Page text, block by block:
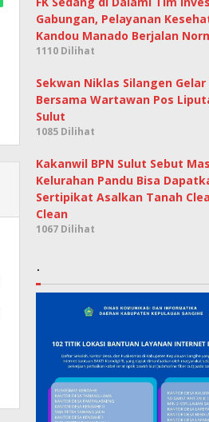
Gabungan, Pelayanan
Kandou Manado Berjalan
1110 Dilihat
Sekwan Niklas Silangen
Bersama Wartawan Pos
Sulut
1085 Dilihat
Kakanwil BPN Sulut Sebut
Kelurahan Pandu Bisa
Sertipikat Asalkan Tanah
Clean
1067 Dilihat
.